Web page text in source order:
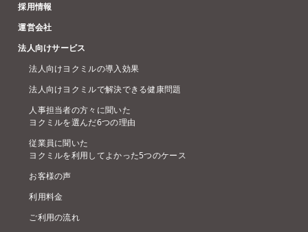
採用情報
運営会社
法人向けサービス
法人向けヨクミルの導入効果
法人向けヨクミルで解決できる健康問題
人事担当者の方々に聞いた
ヨクミルを選んだ6つの理由
従業員に聞いた
ヨクミルを利用してよかった5つのケース
お客様の声
利用料金
ご利用の流れ